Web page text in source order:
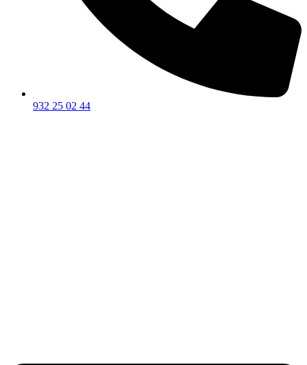
932 25 02 44